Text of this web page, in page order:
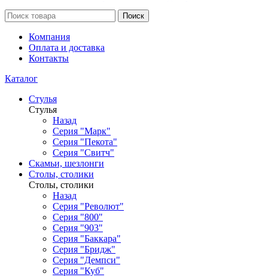
Поиск
Компания
Оплата и доставка
Контакты
Каталог
Стулья
Стулья
Назад
Серия "Марк"
Серия "Пекота"
Серия "Свитч"
Скамьи, шезлонги
Столы, столики
Столы, столики
Назад
Серия "Револют"
Серия "800"
Серия "903"
Серия "Баккара"
Серия "Бридж"
Серия "Демпси"
Серия "Куб"